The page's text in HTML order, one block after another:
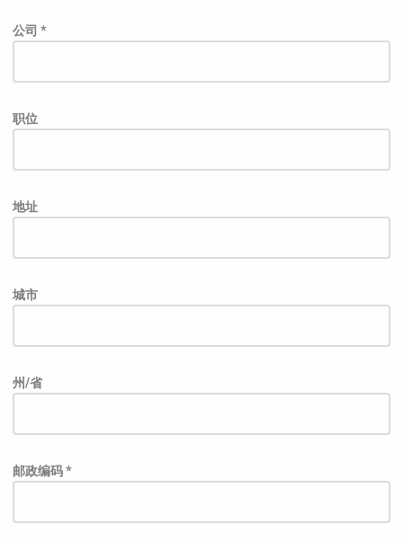
公司 *
职位
地址
城市
州/省
邮政编码 *